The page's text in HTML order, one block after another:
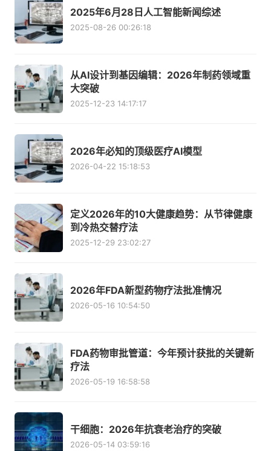
2025年6月28日人工智能新闻综述
2025-08-26 00:26:18
从AI设计到基因编辑：2026年制药领域重
大突破
2025-12-23 14:17:17
2026年必知的顶级医疗AI模型
2026-04-22 15:18:53
定义2026年的10大健康趋势：从节律健康
到冷热交替疗法
2025-12-29 23:02:27
2026年FDA新型药物疗法批准情况
2026-05-16 10:54:50
FDA药物审批管道：今年预计获批的关键新
疗法
2026-05-19 16:58:58
干细胞：2026年抗衰老治疗的突破
2026-05-14 03:59:16